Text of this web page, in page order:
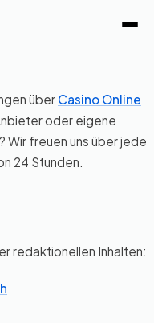
über Casino Online
oder eigene
Wir freuen uns über jede
24 Stunden.
redaktionellen Inhalten: